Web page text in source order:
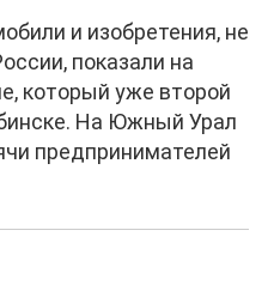
и изобретения, не
показали на
который уже второй
На Южный Урал
предпринимателей